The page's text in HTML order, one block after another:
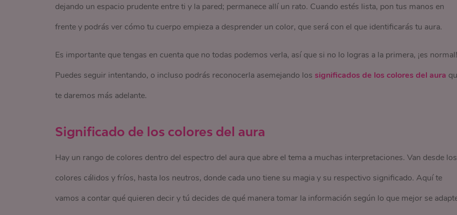
dejando un espacio prudente entre ti y la pared; permanece allí un rato. Cuando estés lista, pon tus manos en
frente y podrás ver cómo tu cuerpo empieza a desprender un color, que será con el que identificarás tu aura.
Es importante que tengas en cuenta que no todas podemos verla, así que si no lo logras a la primera, ¡es normal!
Puedes seguir intentando, o incluso podrás reconocerla asemejando los significados de los colores del aura
te daremos más adelante.
Significado de los colores del aura
Hay un rango de colores dentro del espectro del aura que abre el tema a muchas interpretaciones. Van desde los
colores cálidos y fríos, hasta los neutros, donde cada uno tiene su magia y su respectivo significado. Aquí te
vamos a contar qué quieren decir y tú decides de qué manera tomar la información según lo que mejor se